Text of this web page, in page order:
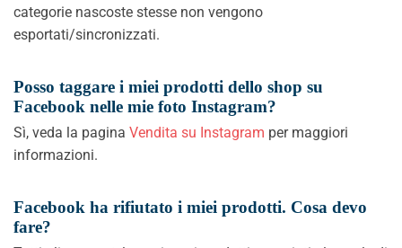
categorie nascoste stesse non vengono
esportati/sincronizzati.
Posso taggare i miei prodotti dello shop su
Facebook nelle mie foto Instagram?
Sì, veda la pagina Vendita su Instagram per maggiori
informazioni.
Facebook ha rifiutato i miei prodotti. Cosa devo
fare?